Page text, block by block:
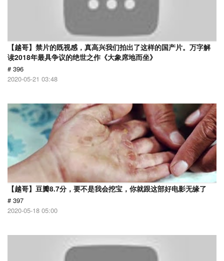
【越哥】禁片的既视感，真高兴我们拍出了这样的国产片。万字解
读2018年最具争议的绝世之作《大象席地而坐》
# 396
2020-05-21 03:48
【越哥】豆瓣8.7分，要不是我会挖宝，你就跟这部好电影无缘了
# 397
2020-05-18 05:00